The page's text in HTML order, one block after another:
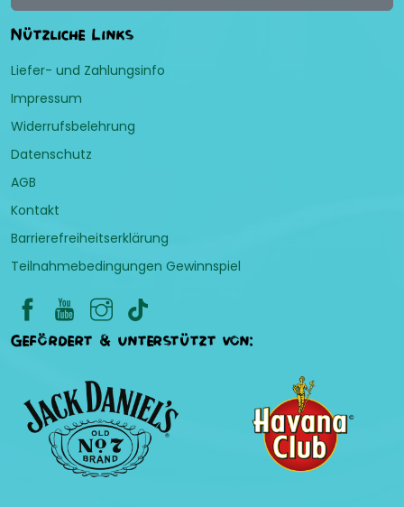
Nützliche Links
Liefer- und Zahlungsinfo
Impressum
Widerrufsbelehrung
Datenschutz
AGB
Kontakt
Barrierefreiheitserklärung
Teilnahmebedingungen Gewinnspiel
Gefördert & unterstützt von: